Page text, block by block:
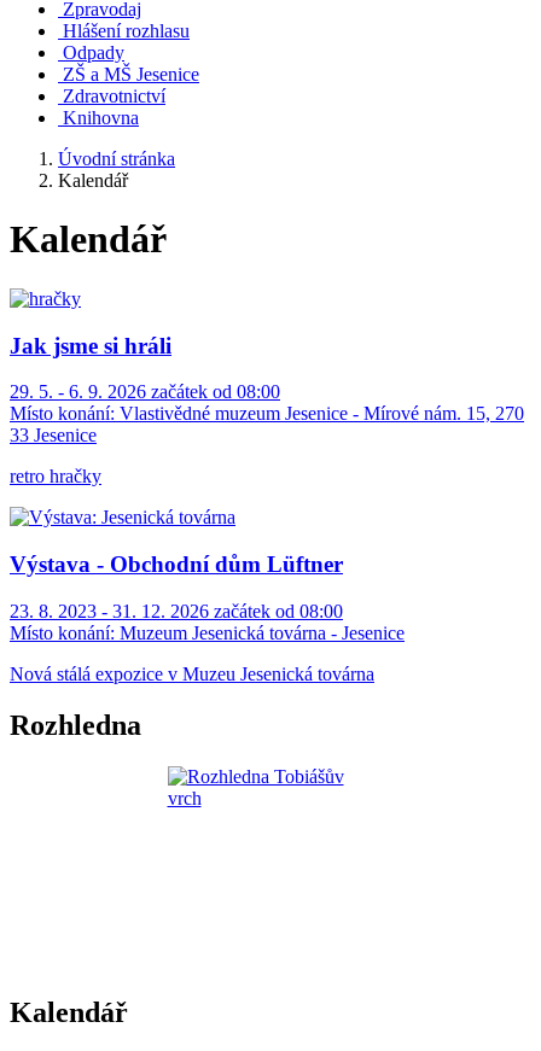
Zpravodaj
Hlášení rozhlasu
Odpady
ZŠ a MŠ Jesenice
Zdravotnictví
Knihovna
Úvodní stránka
Kalendář
Kalendář
Jak jsme si hráli
29. 5. - 6. 9. 2026 začátek od 08:00
Místo konání: Vlastivědné muzeum Jesenice - Mírové nám. 15, 270
33 Jesenice
retro hračky
Výstava - Obchodní dům Lüftner
23. 8. 2023 - 31. 12. 2026 začátek od 08:00
Místo konání: Muzeum Jesenická továrna - Jesenice
Nová stálá expozice v Muzeu Jesenická továrna
Rozhledna
Kalendář